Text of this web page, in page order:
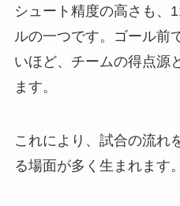
シュート精度の高さも、
ルの一つです。ゴール前
いほど、チームの得点源
ます。
これにより、試合の流れ
る場面が多く生まれます。